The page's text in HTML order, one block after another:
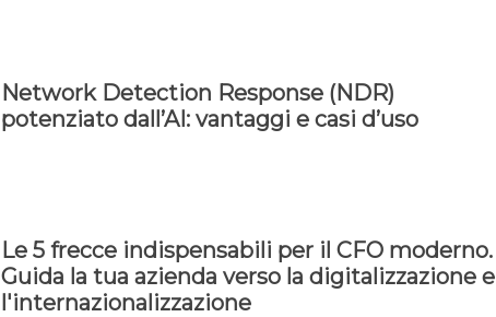
Network Detection Response (NDR)
potenziato dall’AI: vantaggi e casi d’uso
Le 5 frecce indispensabili per il CFO moderno.
Guida la tua azienda verso la digitalizzazione e
l'internazionalizzazione